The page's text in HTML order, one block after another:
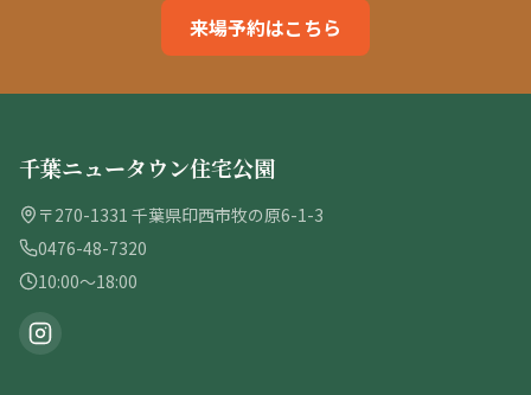
来場予約はこちら
千葉ニュータウン住宅公園
〒270-1331 千葉県印西市牧の原6-1-3
0476-48-7320
10:00〜18:00